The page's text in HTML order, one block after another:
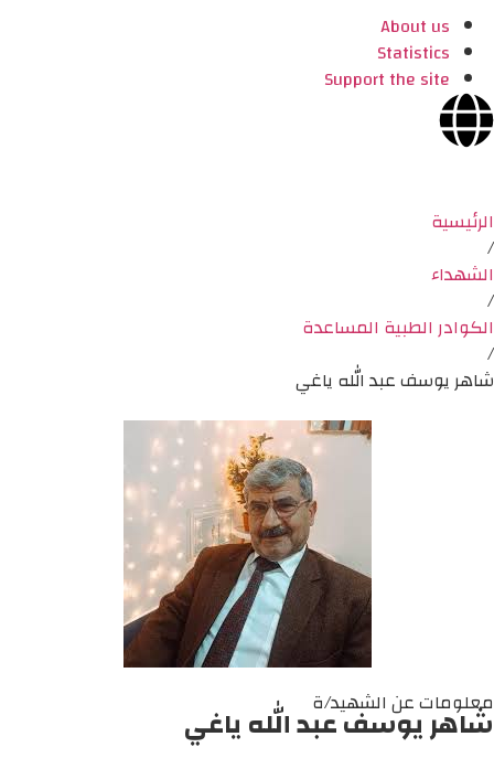
About us
Statistics
Support the site
الرئيسية
/
الشهداء
/
الكوادر الطبية المساعدة
/
شاهر يوسف عبد الله ياغي
معلومات عن الشهيد/ة
شاهر يوسف عبد الله ياغي